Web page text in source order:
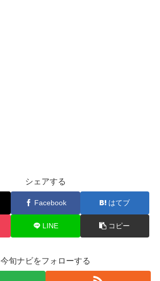
シェアする
Facebook はてブ
LINE コピー
今旬ナビをフォローする